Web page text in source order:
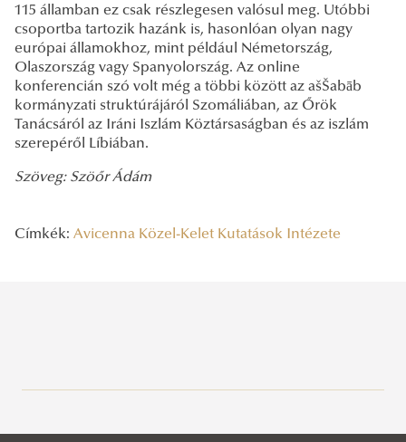
115 államban ez csak részlegesen valósul meg. Utóbbi
csoportba tartozik hazánk is, hasonlóan olyan nagy
európai államokhoz, mint például Németország,
Olaszország vagy Spanyolország. Az online
konferencián szó volt még a többi között az ašŠabāb
kormányzati struktúrájáról Szomáliában, az Őrök
Tanácsáról az Iráni Iszlám Köztársaságban és az iszlám
szerepéről Líbiában.
Szöveg: Szöőr Ádám
Címkék: Avicenna Közel-Kelet Kutatások Intézete